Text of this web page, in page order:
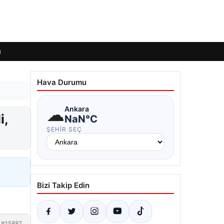
Hava Durumu
☁Ankara
NaN°C
ŞEHIR SEÇ
Bizi Takip Edin